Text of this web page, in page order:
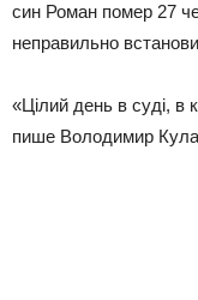
син Роман помер 27
неправильно
«Цілий день в суді, в
пише Володимир